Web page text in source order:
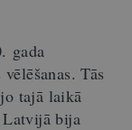
gada
Tās
tajā laikā
bija